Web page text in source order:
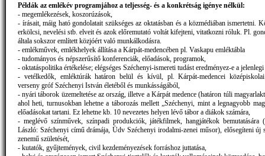
Példák az emlékév programjához a teljesség- és a konkrétság igénye nélkül:
- megemlékezések, koszorúzások,
- írásait, máig ható gondolatait szükséges az oktatásban és a közmédiában ismertetni.
erkölcsi, nevelési stb. elveit és azok előremutató voltát kifejteni, vitatkozni róluk. Pl.
általa sokszor említett közjóért való munkálkodásra.
- emlékművek, emlékhelyek állítása a Kárpát-medencében pl. Vaskapu emléktábla
- tudományos és népszerűsítő konferenciák, előadások, programok,
- oktatáspolitika értékelése; elégséges Széchenyi-ismereti tudást eredményez-e a
- vetélkedők, emléktúrák határon belül és kívül, pl. Kárpát-medencei
verseny gróf Széchenyi István életéből és munkásságából,
- nyári táborok üzemeltetése az ország, illetve a Kárpát medence (határon túli
ahol heti, turnusokban lehetne a táborozás mellett „Széchenyi, mint a legnagyobb
előadásokat tartani. Ez lehetne kb. 10 nevezetes helyen lévő tábor a diákok számára,
- meglévő színművek, színpadi produkciók, játékfilmek, hangjátékok bemutatására
László: Széchenyi című drámája, Üdv Széchenyi irodalmi-zenei műsor), elősegíteni új
zenemű születését,
- kutatók, gyűjtemények, civil kezdeményezések forráshoz juttatása,